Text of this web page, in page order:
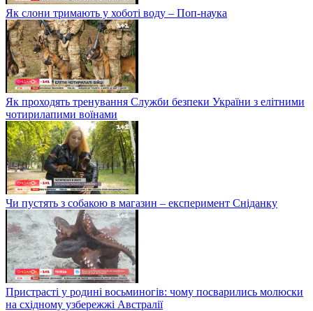
Як слони тримають у хоботі воду – Поп-наука
Як проходять тренування Служби безпеки України з елітними
чотирилапими воїнами
Чи пустять з собакою в магазин – експеримент Сніданку
Пристрасті у родині восьминогів: чому посварились молюски
на східному узбережжі Австралії